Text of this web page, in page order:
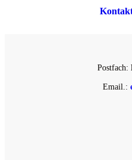
Postfach:
Email.: